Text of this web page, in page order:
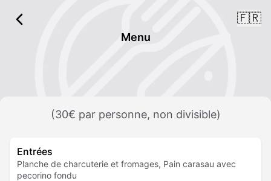
🇫🇷
Menu
(30€ par personne, non divisible)
Entrées
Planche de charcuterie et fromages, Pain carasau avec
pecorino fondu